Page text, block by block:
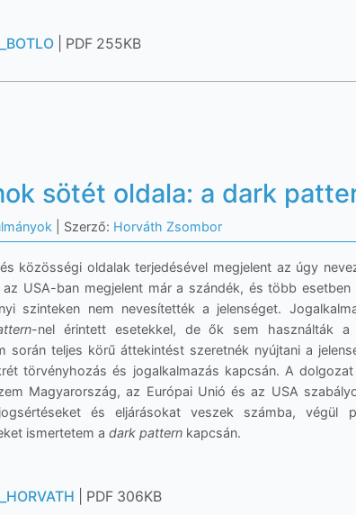
| PDF 255KB
sötét oldala: a dark
| Szerző: Horváth Zsombor
közösségi oldalak terjedésével megjelent az úgy
USA-ban megjelent már a szándék, és több
szinteken nem nevesítették a jelenséget.
-nel érintett esetekkel, de ők sem használták a
során teljes körű áttekintést szeretnék nyújtani a
törvényhozás és jogalkalmazás kapcsán. A
Magyarország, az Európai Unió és az USA
és eljárásokat veszek számba, végül
ismertetem a dark pattern kapcsán.
| PDF 306KB